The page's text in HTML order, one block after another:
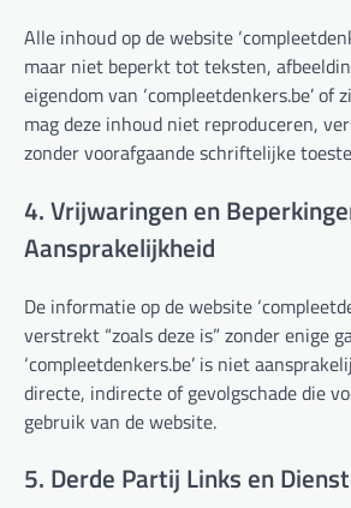
Alle inhoud op de website
maar niet beperkt tot teksten,
eigendom van ‘compleetdenkers.be’ of
mag deze inhoud niet reproduceren,
zonder voorafgaande schriftelijke
4. Vrijwaringen en
Aansprakelijkheid
De informatie op de website
verstrekt “zoals deze is” zonder enige
‘compleetdenkers.be’ is niet
directe, indirecte of gevolgschade die
gebruik van de website.
5. Derde Partij Links en